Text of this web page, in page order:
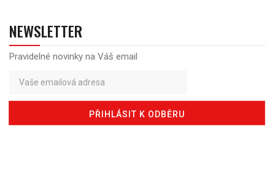
NEWSLETTER
Pravidelné novinky na Váš email